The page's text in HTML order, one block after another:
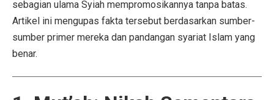
sebagian ulama Syiah mempromosikannya tanpa batas.
Artikel ini mengupas fakta tersebut berdasarkan sumber-
sumber primer mereka dan pandangan syariat Islam yang
benar.